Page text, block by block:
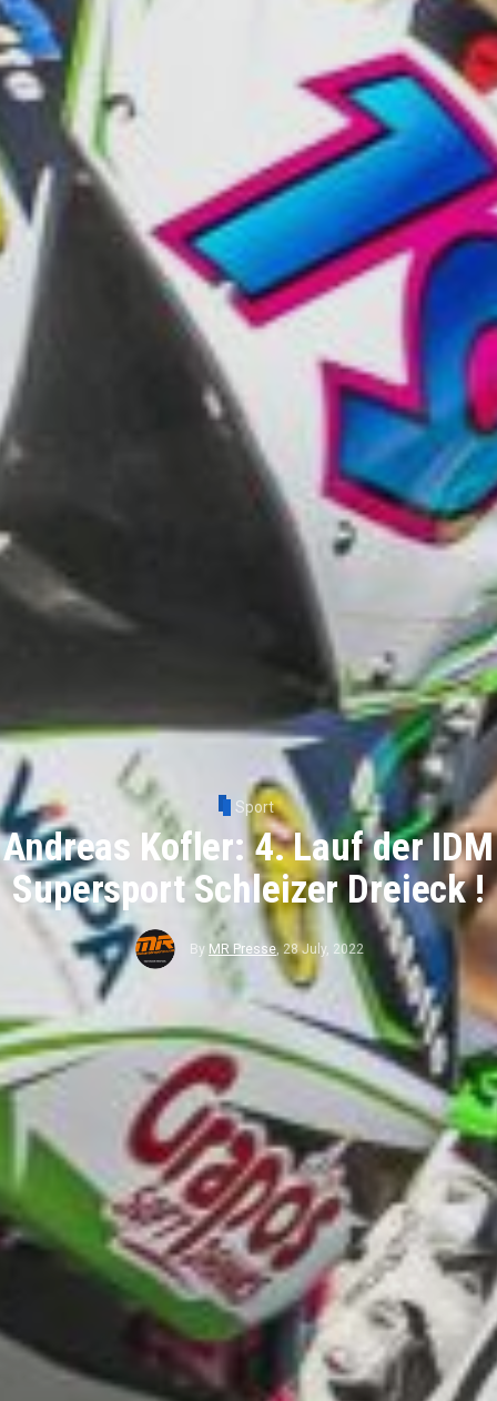
Sport
Andreas Kofler: 4. Lauf der IDM
Supersport Schleizer Dreieck !
By MR Presse,28 July, 2022